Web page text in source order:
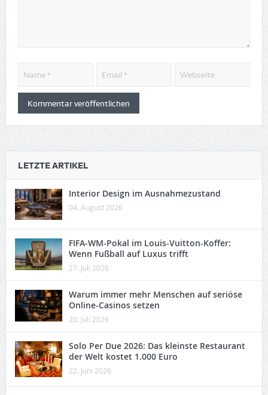
LETZTE ARTIKEL
Interior Design im Ausnahmezustand
04. August 2026
FIFA-WM-Pokal im Louis-Vuitton-Koffer:
Wenn Fußball auf Luxus trifft
27. Juli 2026
Warum immer mehr Menschen auf seriöse
Online-Casinos setzen
20. Juli 2026
Solo Per Due 2026: Das kleinste Restaurant
der Welt kostet 1.000 Euro
22. Juni 2026